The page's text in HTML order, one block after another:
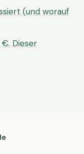
(und worauf
Dieser